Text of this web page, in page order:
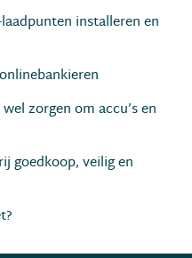
installeren en
zorgen om accu’s en
goedkoop, veilig en